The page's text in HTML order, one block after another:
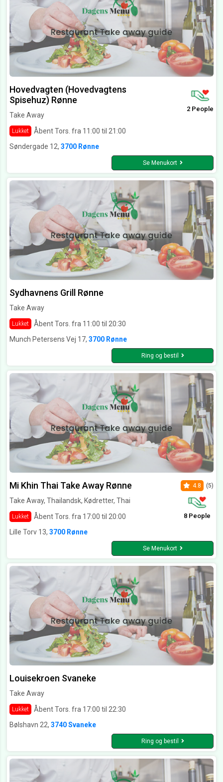
Hovedvagten (Hovedvagtens
Spisehuz) Rønne
Take Away
Lukket Åbent Tors. fra 11:00 til 21:00
2 People
Søndergade 12, 3700 Rønne
Se Menukort
Sydhavnens Grill Rønne
Take Away
Lukket
Åbent Tors. fra 11:00 til 20:30
Munch Petersens Vej 17, 3700 Rønne
Ring og bestil
Mi Khin Thai Take Away Rønne
Take Away, Thailandsk, Kødretter, Thai
Lukket Åbent Tors. fra 17:00 til 20:00
4.8 (5)
8 People
Lille Torv 13, 3700 Rønne
Se Menukort
Louisekroen Svaneke
Take Away
Lukket
Åbent Tors. fra 17:00 til 22:30
Bølshavn 22, 3740 Svaneke
Ring og bestil